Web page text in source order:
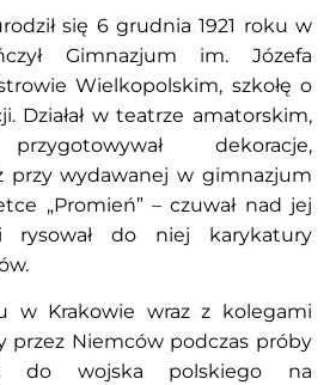
się 6 grudnia 1921 roku w
Gimnazjum im. Józefa
Wielkopolskim, szkołę o
Działał w teatrze amatorskim,
dekoracje,
przy wydawanej w gimnazjum
„Promień” – czuwał nad jej
rysował do niej karykatury
w Krakowie wraz z kolegami
przez Niemców podczas próby
do wojska polskiego na